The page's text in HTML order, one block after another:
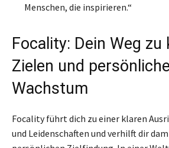
Menschen, die inspirieren.“
Focality: Dein Weg zu
Zielen und
Wachstum
Focality führt dich zu einer klaren
und Leidenschaften und verhilft dir